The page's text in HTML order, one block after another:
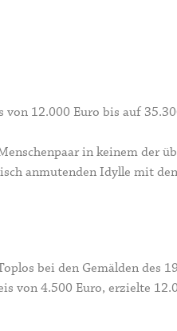
12.000 Euro bis auf
in keinem der
anmutenden Idylle mit
bei den Gemälden des
von 4.500 Euro, erzielte